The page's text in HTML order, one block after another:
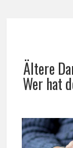
Ältere
Wer hat